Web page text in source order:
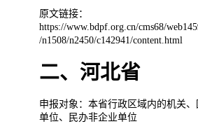
原文链接：
https://www.bdpf.org.cn/cms68/
/n1508/n2450/c142941/content.html
二、河北省
申报对象：本省行政区域内的机关
单位、民办非企业单位